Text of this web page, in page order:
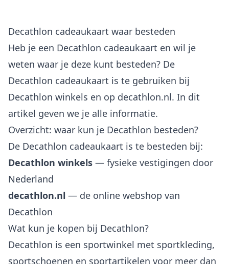
Decathlon cadeaukaart waar besteden
Heb je een Decathlon cadeaukaart en wil je
weten waar je deze kunt besteden? De
Decathlon cadeaukaart is te gebruiken bij
Decathlon winkels en op decathlon.nl. In dit
artikel geven we je alle informatie.
Overzicht: waar kun je Decathlon besteden?
De Decathlon cadeaukaart is te besteden bij:
Decathlon winkels — fysieke vestigingen door
Nederland
decathlon.nl — de online webshop van
Decathlon
Wat kun je kopen bij Decathlon?
Decathlon is een sportwinkel met sportkleding,
sportschoenen en sportartikelen voor meer dan